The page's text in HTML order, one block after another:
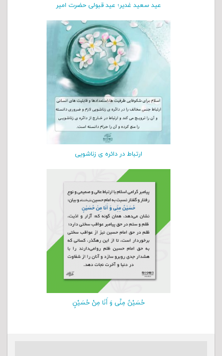
عید سعید غدیر؛ عید قبولی حضرت امیر
ارتباط در دائره ی زناشویی
حُسَیْنٌ مِنِّی وَ أَنَا مِنْ حُسَیْنٍ